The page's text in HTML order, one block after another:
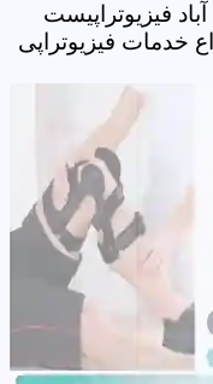
فیزیوتراپیست
خدمات فیزیوتراپی